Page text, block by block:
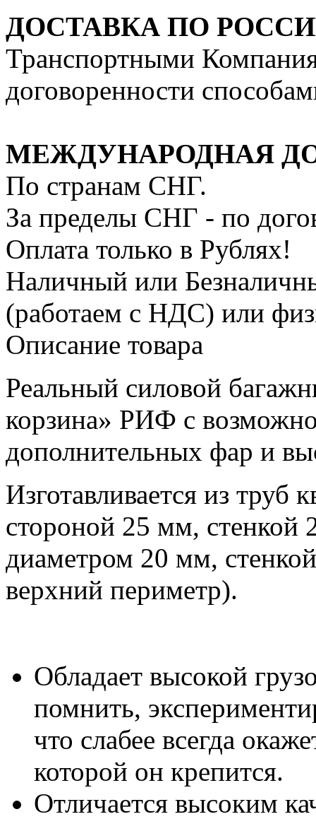
ДОСТАВКА ПО
Транспортными
договоренности
МЕЖДУНАРОДНАЯ
По странам СНГ.
За пределы СНГ - по
Оплата только в Рублях!
Наличный или
(работаем с НДС) или
Описание товара
Реальный силовой
корзина» РИФ с
дополнительных фар и
Изготавливается из труб
стороной 25 мм, стенкой
диаметром 20 мм,
верхний периметр).
Обладает высокой
помнить,
что слабее всегда
которой он крепится.
Отличается высоким